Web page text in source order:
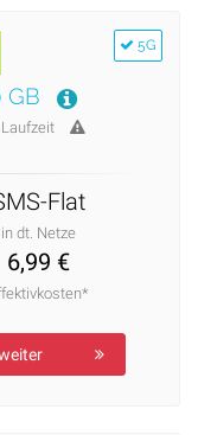
5G
GB
Flat
in dt. Netze
6,99 €